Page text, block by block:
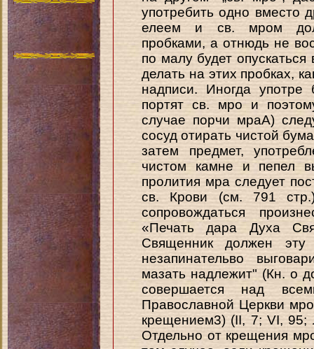
употребить одно вместо
елеем и св. мром
пробками, а отнюдь не
по малу будет
делать на этих пробках,
надписи. Иногда
портят св. мро и
случае порчи мраА)
сосуд отирать чистой
затем предмет,
чистом камне и пепел
пролития мра следует
св. Крови (см. 791
сопровождаться
«Печать дара Духа
Священник должен эту
незапинательво
мазать надлежит" (Кн. о
совершается над
Православной Церкви
крещением3) (II, 7; VI, 95;
Отдельно от крещения